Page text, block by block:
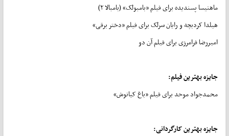
ماهتیسا پسندیده برای فیلم «بامبولک» (بامبالا ۲)
هیلدا کردبچه و رایان سرلک برای فیلم «دختر برقی»
️امیررضا فرامرزی برای فیلم آن دو
جایزه بهترین فیلم:
محمدجواد موحد برای فیلم «باغ کیانوش»
جایزه بهترین کارگردانی: